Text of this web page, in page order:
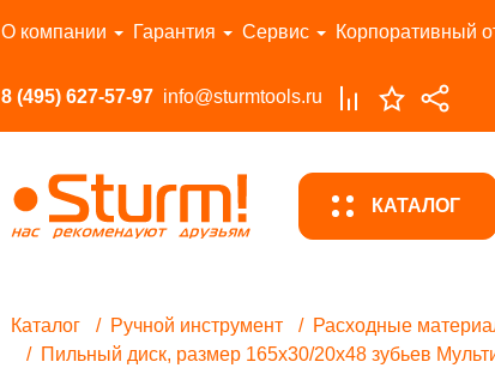
О компании Гарантия Сервис Корпоративный
8 (495) 627-57-97 info@sturmtools.ru
КАТАЛОГ
Перейти в каталог
Каталог Ручной инструмент Расходные
Пильный диск, размер 165x30/20x48 зубьев